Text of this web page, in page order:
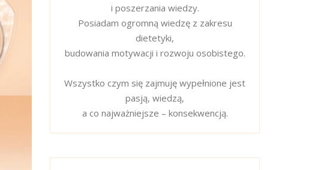
i poszerzania wiedzy.
Posiadam ogromną wiedzę z zakresu
dietetyki,
budowania motywacji i rozwoju osobistego.
Wszystko czym się zajmuję wypełnione jest
pasją, wiedzą,
a co najważniejsze – konsekwencją.